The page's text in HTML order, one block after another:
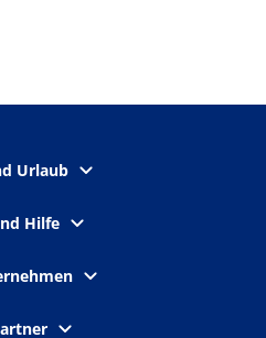
Urlaub
Hilfe